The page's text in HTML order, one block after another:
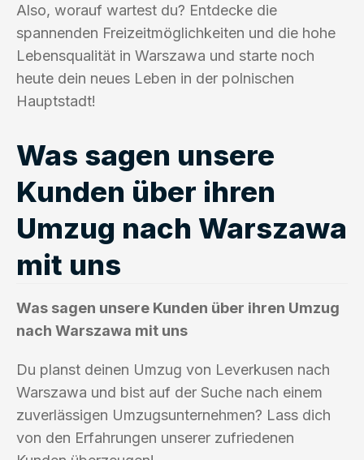
Also, worauf wartest du? Entdecke die
spannenden Freizeitmöglichkeiten und die hohe
Lebensqualität in Warszawa und starte noch
heute dein neues Leben in der polnischen
Hauptstadt!
Was sagen unsere
Kunden über ihren
Umzug nach Warszawa
mit uns
Was sagen unsere Kunden über ihren Umzug
nach Warszawa mit uns
Du planst deinen Umzug von Leverkusen nach
Warszawa und bist auf der Suche nach einem
zuverlässigen Umzugsunternehmen? Lass dich
von den Erfahrungen unserer zufriedenen